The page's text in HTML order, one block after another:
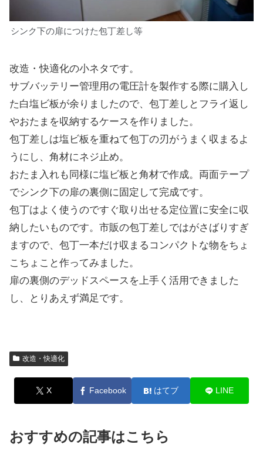
シンク下の扉につけた包丁差し等
改造・快適化の小ネタです。
サブバッテリー管理用の電圧計を製作する際に購入し
た白塩ビ板が余りましたので、包丁差しとフライ返し
やおたまを収納するケースを作りました。
包丁差しは塩ビ板を重ねて包丁の刃がうまく収まるよ
うにし、角材にネジ止め。
おたま入れも同様に塩ビ板と角材で作成。両面テープ
でシンク下の扉の裏側に固定して完成です。
包丁はよく使うのですぐ取り出せる定位置に安全に収
納したいものです。市販の包丁差しではがさばりすぎ
ますので、包丁一本だけ収まるコンパクトな物をちょ
こちょこと作ってみました。
扉の裏側のデッドスペースを上手く活用できました
し、とりあえず満足です。
改造・快適化
X Facebook はてブ LINE
おすすめの記事はこちら